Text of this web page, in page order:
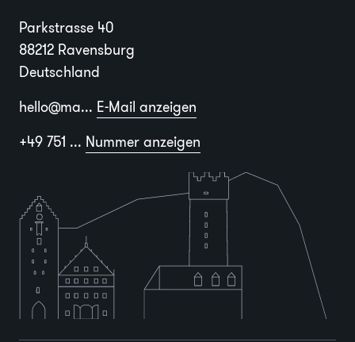
Parkstrasse 40
88212 Ravensburg
Deutschland
hello@ma... E-Mail anzeigen
+49 751 ... Nummer anzeigen